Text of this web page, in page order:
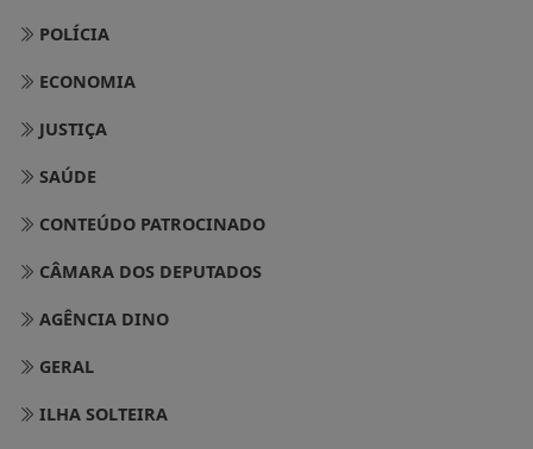
POLÍCIA
ECONOMIA
JUSTIÇA
SAÚDE
CONTEÚDO PATROCINADO
CÂMARA DOS DEPUTADOS
AGÊNCIA DINO
GERAL
ILHA SOLTEIRA